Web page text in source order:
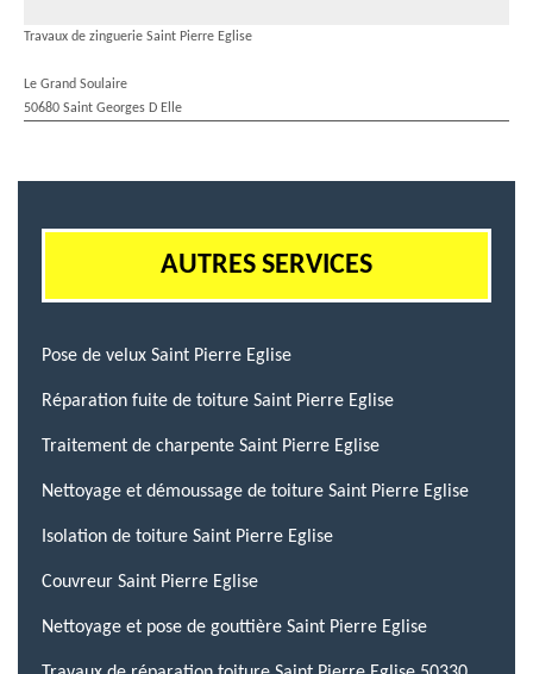
Travaux de zinguerie Saint Pierre Eglise
Le Grand Soulaire
50680 Saint Georges D Elle
AUTRES SERVICES
Pose de velux Saint Pierre Eglise
Réparation fuite de toiture Saint Pierre Eglise
Traitement de charpente Saint Pierre Eglise
Nettoyage et démoussage de toiture Saint Pierre Eglise
Isolation de toiture Saint Pierre Eglise
Couvreur Saint Pierre Eglise
Nettoyage et pose de gouttière Saint Pierre Eglise